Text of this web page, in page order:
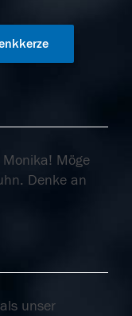
Monika! Möge
Denke an
unser